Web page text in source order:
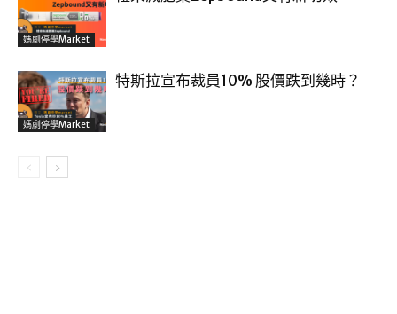
媽劇停學market
媽劇停學market
特斯拉宣布裁員10% 股價跌到幾時？